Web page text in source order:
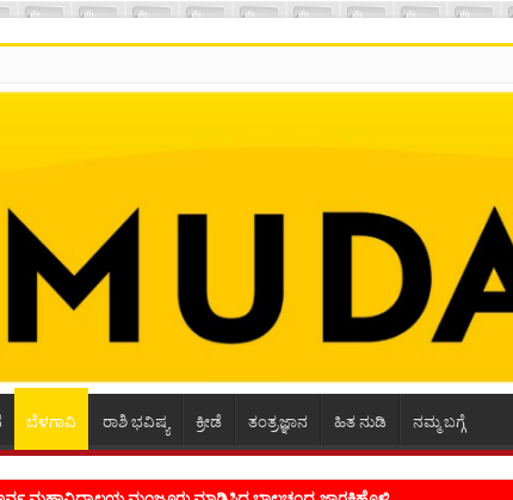
ಬೆಳಗಾವಿ ರಾಶಿ ಭವಿಷ್ಯ ಕ್ರೀಡೆ ತಂತ್ರಜ್ಞಾನ ಹಿತ ನುಡಿ ನಮ್ಮ ಬಗ್ಗೆ